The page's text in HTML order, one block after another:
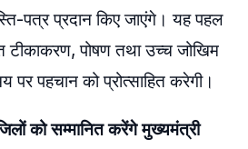
पत्र प्रदान किए जाएंगे। यह पहल
टीकाकरण, पोषण तथा उच्च जोखिम
पर पहचान को प्रोत्साहित करेगी।
को सम्मानित करेंगे मुख्यमंत्री